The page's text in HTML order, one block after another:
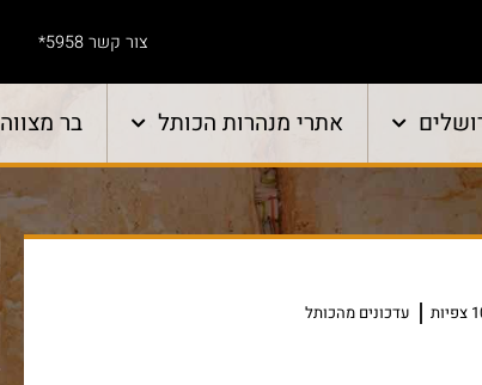
צור קשר 5958*
אתרי מנהרות הכותל בר מצווה
עדכונים מהכותל